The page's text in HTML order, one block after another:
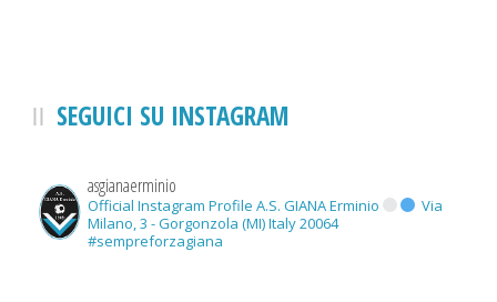
SEGUICI SU INSTAGRAM
asgianaerminio
Official Instagram Profile A.S. GIANA Erminio
Via
Milano, 3 - Gorgonzola (MI) Italy 20064
#sempreforzagiana